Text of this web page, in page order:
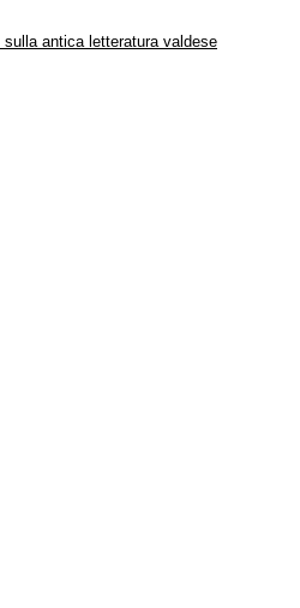
sulla antica letteratura valdese